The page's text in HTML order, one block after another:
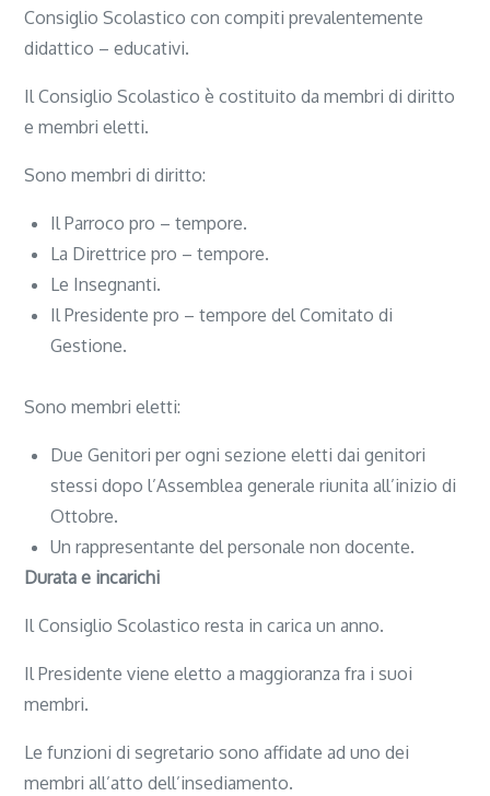
Consiglio Scolastico con compiti prevalentemente
didattico – educativi.
Il Consiglio Scolastico è costituito da membri di diritto
e membri eletti.
Sono membri di diritto:
Il Parroco pro – tempore.
La Direttrice pro – tempore.
Le Insegnanti.
Il Presidente pro – tempore del Comitato di
Gestione.
Sono membri eletti:
Due Genitori per ogni sezione eletti dai genitori
stessi dopo l’Assemblea generale riunita all’inizio di
Ottobre.
Un rappresentante del personale non docente.
Durata e incarichi
Il Consiglio Scolastico resta in carica un anno.
Il Presidente viene eletto a maggioranza fra i suoi
membri.
Le funzioni di segretario sono affidate ad uno dei
membri all’atto dell’insediamento.